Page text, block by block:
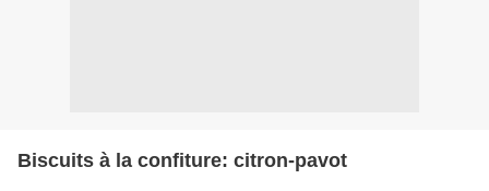
Biscuits à la confiture: citron-pavot